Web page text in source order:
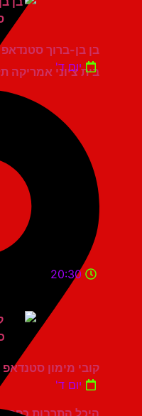
בית ציוני אמריקה תל אביב
בן בן-ברוך סטנדאפ
יום ד'
היכל התרבות כפר סבא
20:30
קובי מימון סטנדאפ
יום ד'